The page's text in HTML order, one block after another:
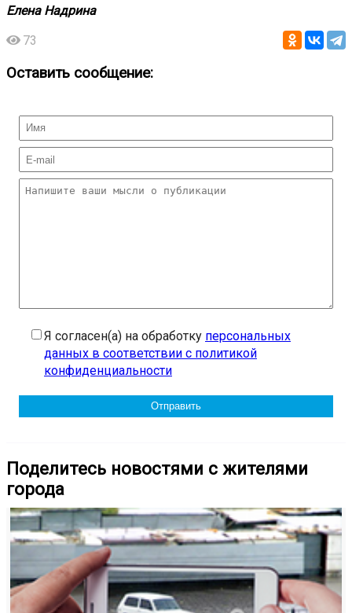
Елена Надрина
73
Оставить сообщение:
Я согласен(а) на обработку персональных
данных в соответствии с политикой
конфиденциальности
Поделитесь новостями с жителями
города